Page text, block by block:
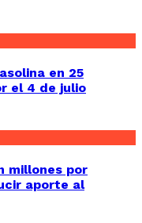
en 25
el 4 de julio
millones por
aporte al